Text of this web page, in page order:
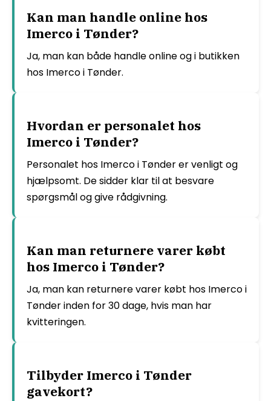
Kan man handle online hos
Imerco i Tønder?
Ja, man kan både handle online og i butikken
hos Imerco i Tønder.
Hvordan er personalet hos
Imerco i Tønder?
Personalet hos Imerco i Tønder er venligt og
hjælpsomt. De sidder klar til at besvare
spørgsmål og give rådgivning.
Kan man returnere varer købt
hos Imerco i Tønder?
Ja, man kan returnere varer købt hos Imerco i
Tønder inden for 30 dage, hvis man har
kvitteringen.
Tilbyder Imerco i Tønder
gavekort?